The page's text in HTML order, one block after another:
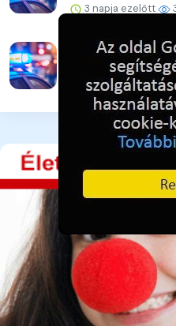
3 napja ezelőtt
Vigyázat! Újra
3 napja ezelőtt